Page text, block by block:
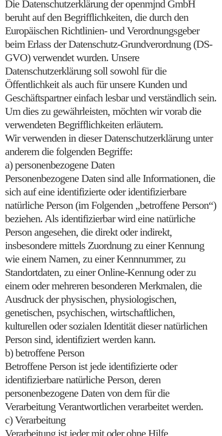
Die Datenschutzerklärung der openmjnd GmbH
beruht auf den Begrifflichkeiten, die durch den
Europäischen Richtlinien- und Verordnungsgeber
beim Erlass der Datenschutz-Grundverordnung (DS-
GVO) verwendet wurden. Unsere
Datenschutzerklärung soll sowohl für die
Öffentlichkeit als auch für unsere Kunden und
Geschäftspartner einfach lesbar und verständlich sein.
Um dies zu gewährleisten, möchten wir vorab die
verwendeten Begrifflichkeiten erläutern.
Wir verwenden in dieser Datenschutzerklärung unter
anderem die folgenden Begriffe:
a) personenbezogene Daten
Personenbezogene Daten sind alle Informationen, die
sich auf eine identifizierte oder identifizierbare
natürliche Person (im Folgenden „betroffene Person“)
beziehen. Als identifizierbar wird eine natürliche
Person angesehen, die direkt oder indirekt,
insbesondere mittels Zuordnung zu einer Kennung
wie einem Namen, zu einer Kennnummer, zu
Standortdaten, zu einer Online-Kennung oder zu
einem oder mehreren besonderen Merkmalen, die
Ausdruck der physischen, physiologischen,
genetischen, psychischen, wirtschaftlichen,
kulturellen oder sozialen Identität dieser natürlichen
Person sind, identifiziert werden kann.
b) betroffene Person
Betroffene Person ist jede identifizierte oder
identifizierbare natürliche Person, deren
personenbezogene Daten von dem für die
Verarbeitung Verantwortlichen verarbeitet werden.
c) Verarbeitung
Verarbeitung ist jeder mit oder ohne Hilfe